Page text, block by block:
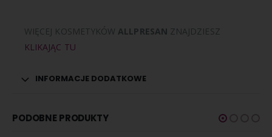
WIĘCEJ KOSMETYKÓW ALLPRESAN ZNAJDZIESZ
KLIKAJĄC TU
INFORMACJE DODATKOWE
PODOBNE PRODUKTY